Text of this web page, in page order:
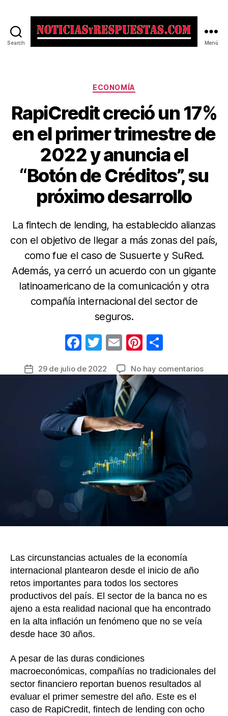
Search Menú
Categorías
ECONOMÍA
RapiCredit creció un 17%
en el primer trimestre de
2022 y anuncia el
“Botón de Créditos”, su
próximo desarrollo
La fintech de lending, ha establecido alianzas
con el objetivo de llegar a más zonas del país,
como fue el caso de Susuerte y SuRed.
Además, ya cerró un acuerdo con un gigante
latinoamericano de la comunicación y otra
compañía internacional del sector de
seguros.
F
c
e
b
o
o
T
itt
er
E
ail
Pi
er
e
st
m
p
ar
tir
Fecha29 de julio de 2022 No hay comentariosen
“Botón
Las circunstancias actuales de la economía
internacional plantearon desde el inicio de año
retos importantes para todos los sectores
productivos del país. El sector de la banca no es
ajeno a esta realidad nacional que ha encontrado
en la alta inflación un fenómeno que no se veía
desde hace 30 años.
A pesar de las duras condiciones
macroeconómicas, compañías no tradicionales del
sector financiero reportan buenos resultados al
evaluar el primer semestre del año. Este es el
caso de RapiCredit, fintech de lending con ocho